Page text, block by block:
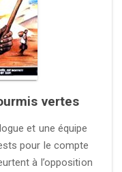
vertes
et une équipe
pour le compte
à l’opposition